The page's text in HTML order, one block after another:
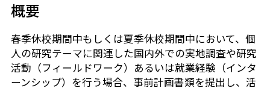
概要
春季休校期間中もしくは夏季休校期間中において、個
人の研究テーマに関連した国内外での実地調査や研究
活動（フィールドワーク）あるいは就業経験（インタ
ーンシップ）を行う場合、事前計画書類を提出し、活